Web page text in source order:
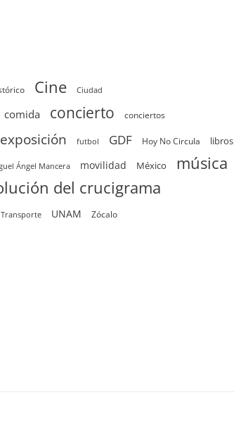
Cine Ciudad
comida concierto conciertos
exposición futbol GDF Hoy No Circula libros
Ángel Mancera movilidad México música
del crucigrama
Transporte UNAM Zócalo